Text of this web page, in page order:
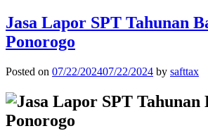
Jasa Lapor SPT Tahunan
Ponorogo
Posted on 07/22/202407/22/2024 by safttax